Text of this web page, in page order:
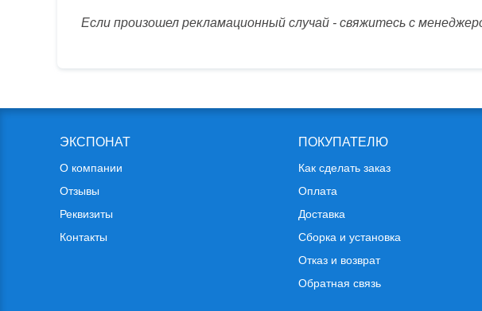
Если произошел рекламационный случай - свяжитесь с
ЭКСПОНАТ
О компании
Отзывы
Реквизиты
Контакты
ПОКУПАТЕЛЮ
Как сделать заказ
Оплата
Доставка
Сборка и установка
Отказ и возврат
Обратная связь